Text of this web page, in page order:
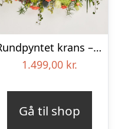
Rundpyntet krans – Et farverigt farvel
1.499,00 kr.
Gå til shop